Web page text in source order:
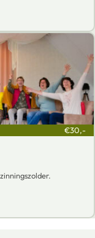
€30,-